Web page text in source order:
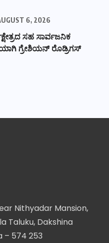
6, 2026
ಸಹ ಸಾರ್ವಜನಿಕ
ಗ್ರೇಶಿಯನ್ ರೊಡ್ರಿಗಸ್
Nithyadar Mansion,
Taluku, Dakshina
– 574 253